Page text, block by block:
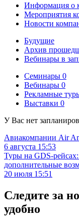
Информация о
Мероприятия
Новости
Будущие
Архив
Вебинары в
Семинары 0
Вебинары 0
Рекламные
Выставки 0
У Вас нет
Авиакомпании Air
6 августа 15:53
Туры на GDS-
дополнительные
20 июля 15:51
Следите за
удобно